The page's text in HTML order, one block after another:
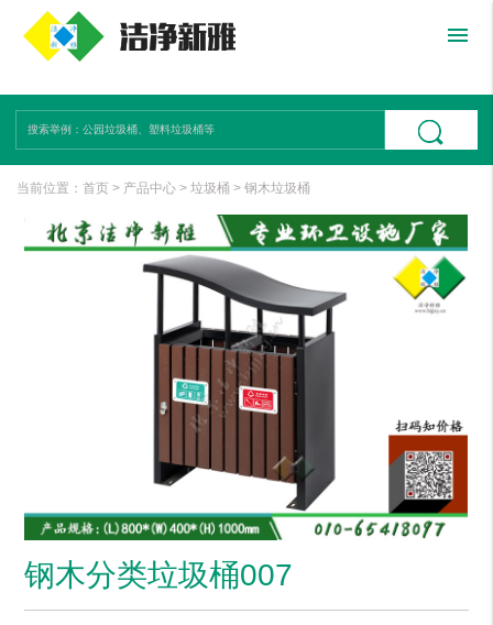
menu
当前位置： 首页> 产品中心> 垃圾桶 > 钢木垃圾桶
钢木分类垃圾桶007